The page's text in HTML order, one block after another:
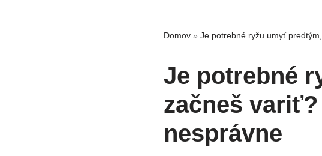
Domov » Je potrebné ryžu umyť
Je potrebné
začneš
nesprávne